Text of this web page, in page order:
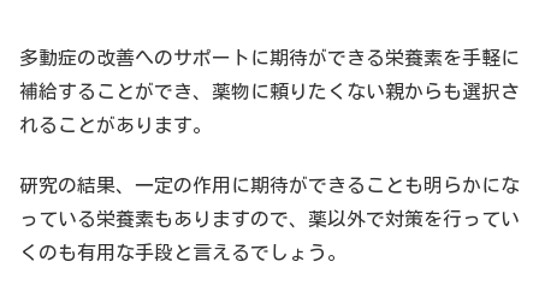
多動症の改善へのサポートに期待ができる栄養素を手軽に
補給することができ、薬物に頼りたくない親からも選択さ
れることがあります。
研究の結果、一定の作用に期待ができることも明らかにな
っている栄養素もありますので、薬以外で対策を行ってい
くのも有用な手段と言えるでしょう。